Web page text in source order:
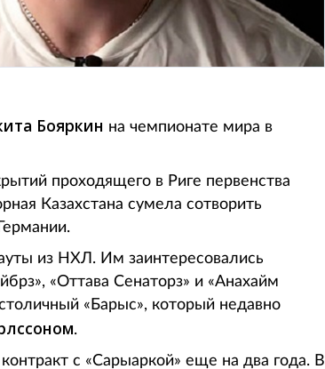
Бояркин на чемпионате мира в
проходящего в Риге первенства
Казахстана сумела сотворить
из НХЛ. Им заинтересовались
«Оттава Сенаторз» и «Анахайм
«Барыс», который недавно
.
с «Сарыаркой» еще на два года. В